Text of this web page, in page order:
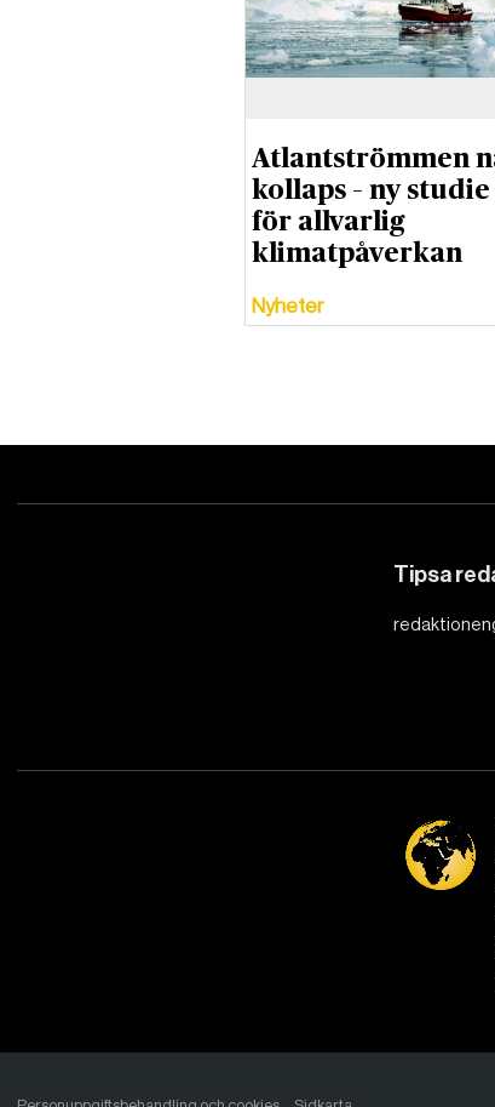
Atlantströmmen
kollaps – ny
för allvarlig
klimatpåverkan
Nyheter
Tipsa